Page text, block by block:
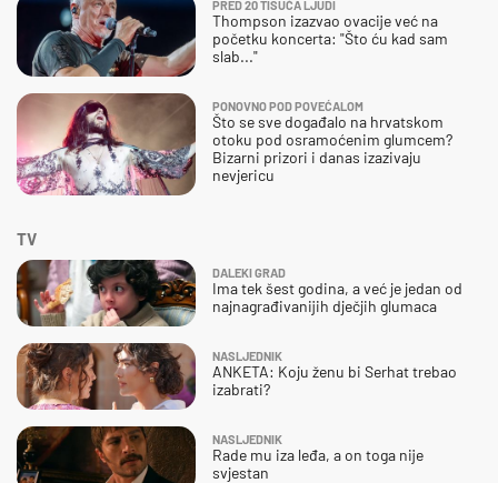
PRED 20 TISUĆA LJUDI
Thompson izazvao ovacije već na
početku koncerta: "Što ću kad sam
slab..."
PONOVNO POD POVEĆALOM
Što se sve događalo na hrvatskom
otoku pod osramoćenim glumcem?
Bizarni prizori i danas izazivaju
nevjericu
TV
DALEKI GRAD
Ima tek šest godina, a već je jedan od
najnagrađivanijih dječjih glumaca
NASLJEDNIK
ANKETA: Koju ženu bi Serhat trebao
izabrati?
NASLJEDNIK
Rade mu iza leđa, a on toga nije
svjestan